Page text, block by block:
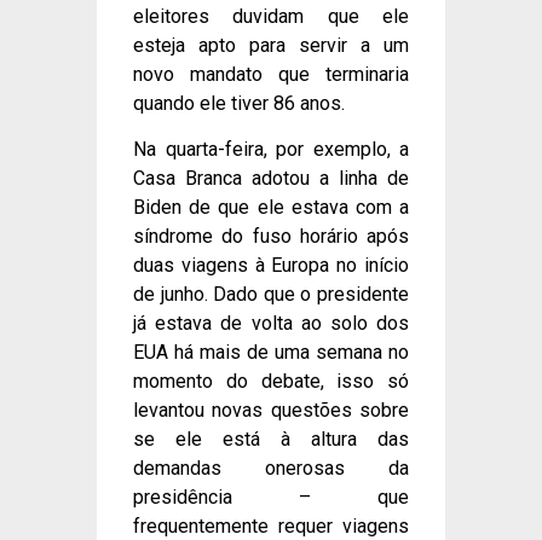
eleitores duvidam que ele
esteja apto para servir a um
novo mandato que terminaria
quando ele tiver 86 anos.
Na quarta-feira, por exemplo, a
Casa Branca adotou a linha de
Biden de que ele estava com a
síndrome do fuso horário após
duas viagens à Europa no início
de junho. Dado que o presidente
já estava de volta ao solo dos
EUA há mais de uma semana no
momento do debate, isso só
levantou novas questões sobre
se ele está à altura das
demandas onerosas da
presidência – que
frequentemente requer viagens